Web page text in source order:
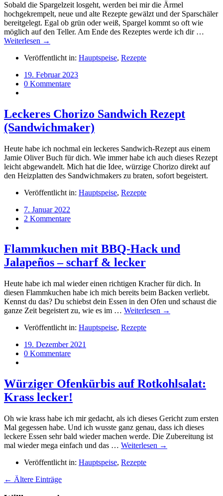
Sobald die Spargelzeit losgeht, werden bei mir die Ärmel
hochgekrempelt, neue und alte Rezepte gewälzt und der Sparschäler
bereitgelegt. Egal ob grün oder weiß, Spargel kommt so oft wie
möglich auf den Teller. Am Ende des Rezeptes werde ich dir …
Weiterlesen →
Veröffentlicht in: Hauptspeise, Rezepte
19. Februar 2023
0 Kommentare
Leckeres Chorizo Sandwich Rezept
(Sandwichmaker)
Heute habe ich nochmal ein leckeres Sandwich-Rezept aus einem
Jamie Oliver Buch für dich. Wie immer habe ich auch dieses Rezept
leicht abgewandelt. Mich hat die Idee, würzige Chorizo direkt auf
den Heizplatten des Sandwichmakers zu braten, sofort begeistert.
Veröffentlicht in: Hauptspeise, Rezepte
7. Januar 2022
2 Kommentare
Flammkuchen mit BBQ-Hack und
Jalapeños – scharf & lecker
Heute habe ich mal wieder einen richtigen Kracher für dich. In
diesen Flammkuchen habe ich mich bereits beim Backen verliebt.
Kennst du das? Du schiebst dein Essen in den Ofen und schaust die
ganze Zeit begeistert zu, wie es im … Weiterlesen →
Veröffentlicht in: Hauptspeise, Rezepte
19. Dezember 2021
0 Kommentare
Würziger Ofenkürbis auf Rotkohlsalat:
Krass lecker!
Oh wie krass habe ich mir gedacht, als ich dieses Gericht zum ersten
Mal gegessen habe. Und ich wusste ganz genau, dass ich dieses
leckere Essen sehr bald wieder machen werde. Die Zubereitung ist
mal wieder mega einfach und das … Weiterlesen →
Veröffentlicht in: Hauptspeise, Rezepte
← Ältere Einträge